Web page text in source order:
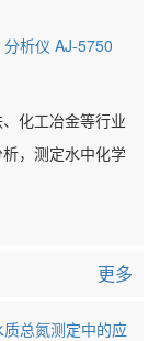
析仪 AJ-5750
化工冶金等行业
，测定水中化学
更多
总氮测定中的应